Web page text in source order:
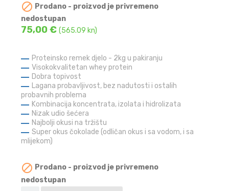
 Prodano - proizvod je privremeno
nedostupan
75,00 €(565.09 kn)
Proteinsko remek djelo - 2kg u pakiranju
Visokokvalitetan whey protein
Dobra topivost
Lagana probavljivost, bez nadutosti i ostalih
probavnih problema
Kombinacija koncentrata, izolata i hidrolizata
Nizak udio šećera
Najbolji okusi na tržištu
Super okus čokolade (odličan okus i sa vodom, i sa
mlijekom)
 Prodano - proizvod je privremeno
nedostupan